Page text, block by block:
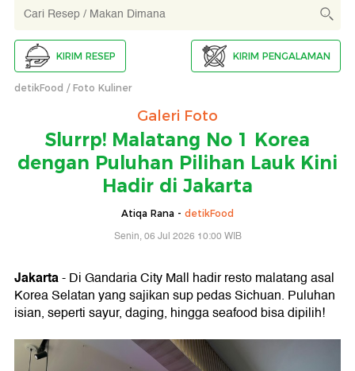
KIRIM RESEP KIRIM PENGALAMAN
detikFood Foto Kuliner
Galeri Foto
Slurrp! Malatang No 1 Korea
dengan Puluhan Pilihan Lauk Kini
Hadir di Jakarta
Atiqa Rana - detikFood
Senin, 06 Jul 2026 10:00 WIB
Jakarta- Di Gandaria City Mall hadir resto malatang asal
Korea Selatan yang sajikan sup pedas Sichuan. Puluhan
isian, seperti sayur, daging, hingga seafood bisa dipilih!